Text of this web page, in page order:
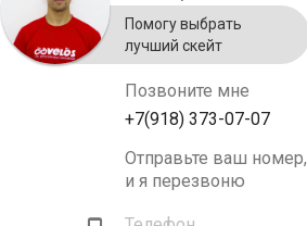
Помогу выбрать
лучший скейт
Позвоните мне
+7(918) 373-07-07
Отправьте ваш номер,
и я перезвоню